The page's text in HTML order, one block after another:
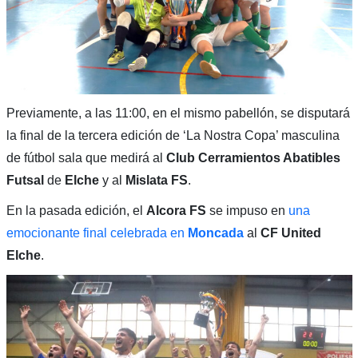
Previamente, a las 11:00, en el mismo pabellón, se disputará
la final de la tercera edición de ‘La Nostra Copa’ masculina
de fútbol sala que medirá al Club Cerramientos Abatibles
Futsal de Elchey al Mislata FS.
En la pasada edición, el Alcora FS se impuso en una
emocionante final celebrada en Moncadaal CF United
Elche.